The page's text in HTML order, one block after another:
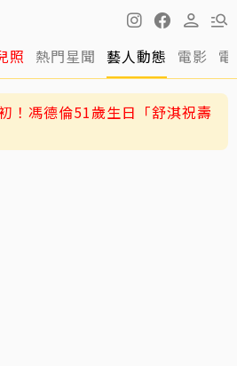
照 熱門星聞 藝人動態 電影
！馮德倫51歲生日「舒淇祝壽